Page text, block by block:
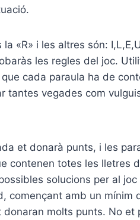
«R» i les altres són:
les regles del joc.
cada paraula ha de
tantes vegades com
et donarà punts, i les
contenen totes les lletres
solucions per al
començant amb un
donaran molts punts. No